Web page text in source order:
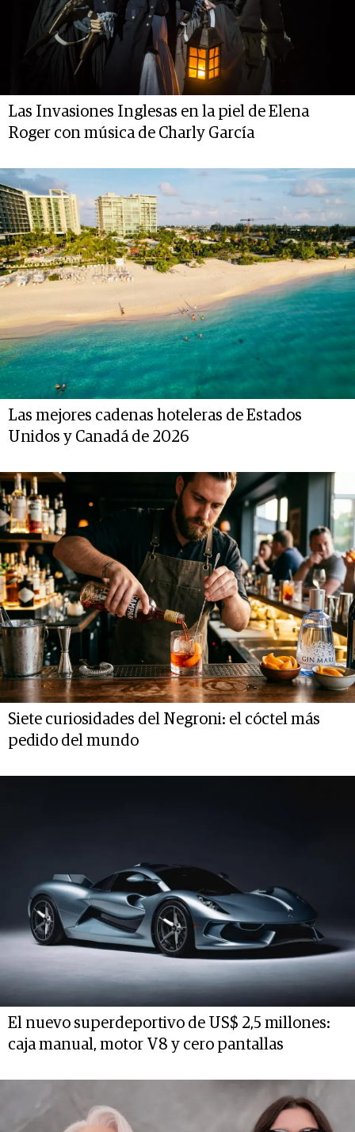
Las Invasiones Inglesas en la piel de Elena
Roger con música de Charly García
Las mejores cadenas hoteleras de Estados
Unidos y Canadá de 2026
Siete curiosidades del Negroni: el cóctel más
pedido del mundo
El nuevo superdeportivo de US$ 2,5 millones:
caja manual, motor V8 y cero pantallas